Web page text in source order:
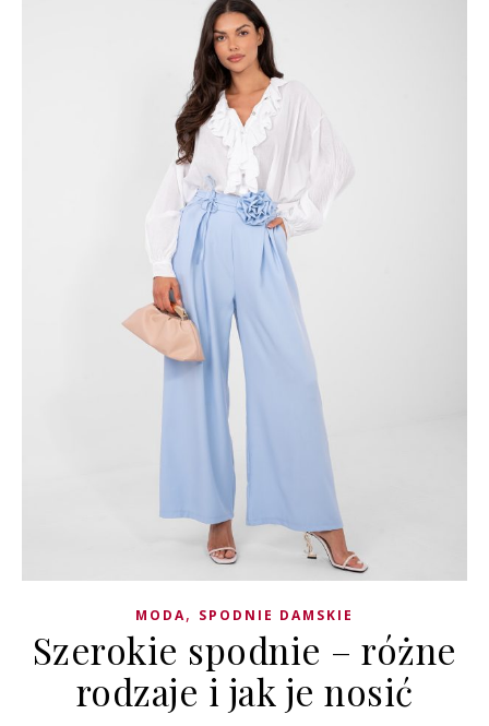
MODA, SPODNIE DAMSKIE
Szerokie spodnie – różne
rodzaje i jak je nosić